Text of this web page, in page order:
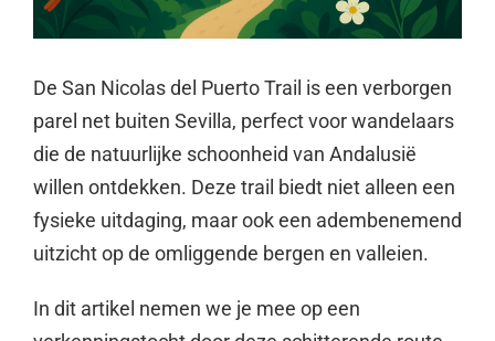
De San Nicolas del Puerto Trail is een verborgen
parel net buiten Sevilla, perfect voor wandelaars
die de natuurlijke schoonheid van Andalusië
willen ontdekken. Deze trail biedt niet alleen een
fysieke uitdaging, maar ook een adembenemend
uitzicht op de omliggende bergen en valleien.
In dit artikel nemen we je mee op een